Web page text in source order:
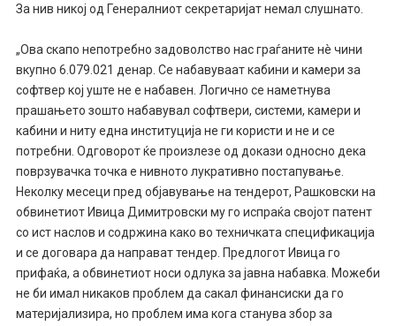
За нив никој од Генералниот секретаријат немал слушнато.
„Ова скапо непотребно задоволство нас граѓаните нè чини
вкупно 6.079.021 денар. Се набавуваат кабини и камери за
софтвер кој уште не е набавен. Логично се наметнува
прашањето зошто набавувал софтвери, системи, камери и
кабини и ниту една институција не ги користи и не и се
потребни. Одговорот ќе произлезе од докази односно дека
поврзувачка точка е нивното лукративно постапување.
Неколку месеци пред објавување на тендерот, Рашковски на
обвинетиот Ивица Димитровски му го испраќа својот патент
со ист наслов и содржина како во техничката спецификација
и се договара да направат тендер. Предлогот Ивица го
прифаќа, а обвинетиот носи одлука за јавна набавка. Можеби
не би имал никаков проблем да сакал финансиски да го
материјализира, но проблем има кога станува збор за